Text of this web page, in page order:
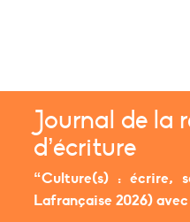
Journal de la
d’écriture
“Culture(s) : écrire,
Lafrançaise 2026)